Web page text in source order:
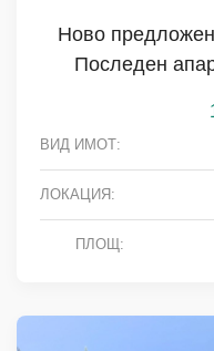
Ново
Последен
ВИД ИМОТ:
ЛОКАЦИЯ:
ПЛОЩ: